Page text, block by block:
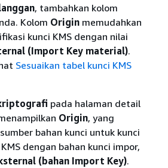
, tambahkan kolom
Kolom Originmemudahkan
kunci KMS dengan nilai
(Import Key material).
Sesuaikan tabel kunci KMS
pada halaman detail
Origin, yang
bahan kunci untuk kunci
dengan bahan kunci impor,
(bahan Import Key).